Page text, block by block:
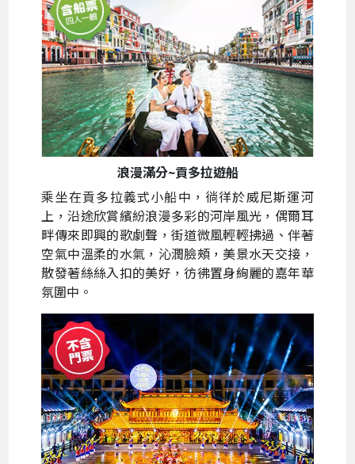
浪漫滿分~貢多拉遊船
乘坐在貢多拉義式小船中，徜徉於威尼斯運河
上，沿途欣賞繽紛浪漫多彩的河岸風光，偶爾耳
畔傳來即興的歌劇聲，街道微風輕輕拂過、伴著
空氣中溫柔的水氣，沁潤臉頰，美景水天交接，
散發著絲絲入扣的美好，彷彿置身絢麗的嘉年華
氛圍中。